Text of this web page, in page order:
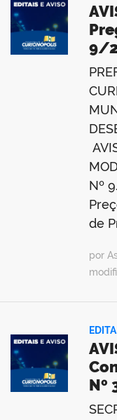
9/
Nº
de
por
Nº